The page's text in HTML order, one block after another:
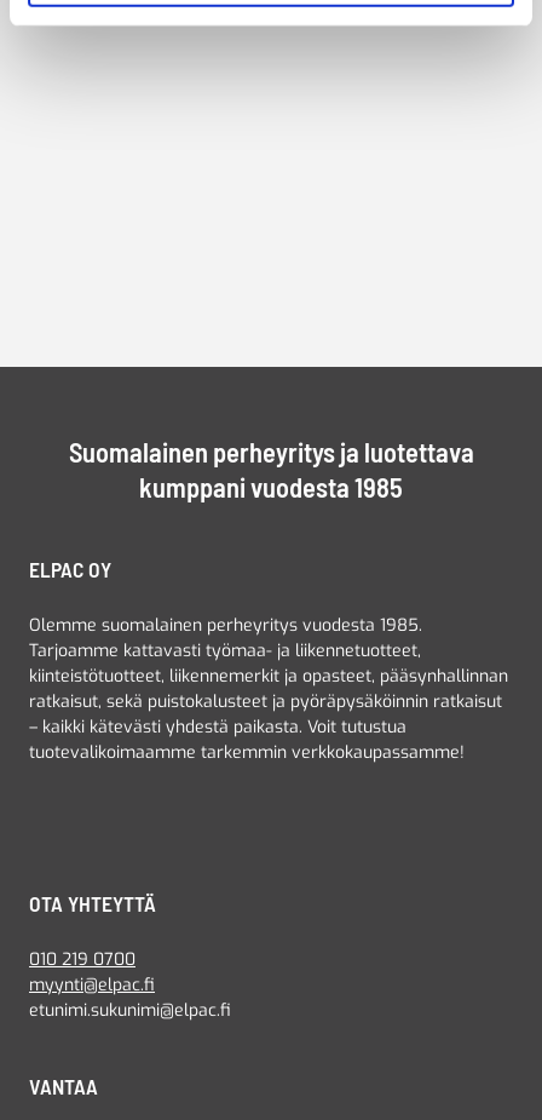
Suomalainen perheyritys ja luotettava
kumppani vuodesta 1985
ELPAC OY
Olemme suomalainen perheyritys vuodesta 1985.
Tarjoamme kattavasti työmaa- ja liikennetuotteet,
kiinteistötuotteet, liikennemerkit ja opasteet, pääsynhallinnan
ratkaisut, sekä puistokalusteet ja pyöräpysäköinnin ratkaisut
– kaikki kätevästi yhdestä paikasta. Voit tutustua
tuotevalikoimaamme tarkemmin verkkokaupassamme!
OTA YHTEYTTÄ
010 219 0700
myynti@elpac.fi
etunimi.sukunimi@elpac.fi
VANTAA